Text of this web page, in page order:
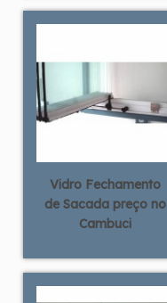
Vidro Fechamento
de Sacada preço no
Cambuci